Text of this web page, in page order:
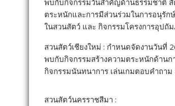
พบกับกิจกรรมวันสำคัญด้านธรรมชาติ สั
ตระหนักและการมีส่วนร่วมในการอนุรัก
ในสวนสัตว์ และ กิจกรรมโครงการอุปถั
สวนสัตว์เชียงใหม่ : กำหนดจัดงานวันที่
พบกับกิจกรรมสร้างความตระหนักด้าน
กิจกรรมนันทนาการ เล่นเกมตอบคำถาม
สวนสัตว์นครราชสีมา :